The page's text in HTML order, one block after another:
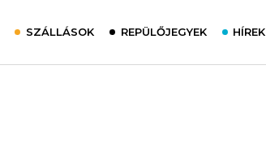
SZÁLLÁSOK REPÜLŐJEGYEK HÍREK